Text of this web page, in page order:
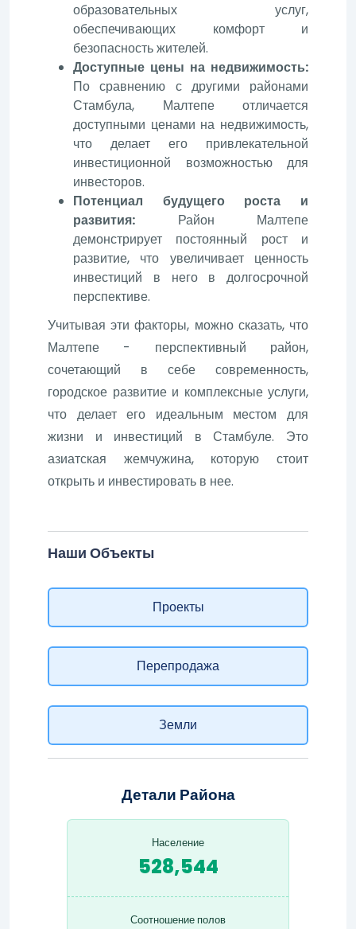
образовательных услуг,
обеспечивающих комфорт и
безопасность жителей.
Доступные цены на недвижимость:
По сравнению с другими районами
Стамбула, Малтепе отличается
доступными ценами на недвижимость,
что делает его привлекательной
инвестиционной возможностью для
инвесторов.
Потенциал будущего роста и
развития: Район Малтепе
демонстрирует постоянный рост и
развитие, что увеличивает ценность
инвестиций в него в долгосрочной
перспективе.
Учитывая эти факторы, можно сказать, что
Малтепе - перспективный район,
сочетающий в себе современность,
городское развитие и комплексные услуги,
что делает его идеальным местом для
жизни и инвестиций в Стамбуле. Это
азиатская жемчужина, которую стоит
открыть и инвестировать в нее.
Наши Объекты
Проекты
Перепродажа
Земли
Детали Района
Население
528,544
Соотношение полов